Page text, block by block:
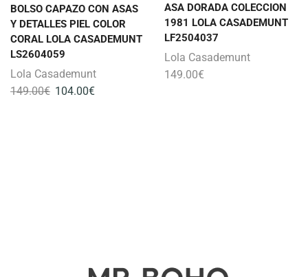
BOLSO CAPAZO CON ASAS
Y DETALLES PIEL COLOR
CORAL LOLA CASADEMUNT
LS2604059
Lola Casademunt
149.00€ 104.00€
ASA DORADA COLECCION
1981 LOLA CASADEMUNT
LF2504037
Lola Casademunt
149.00€